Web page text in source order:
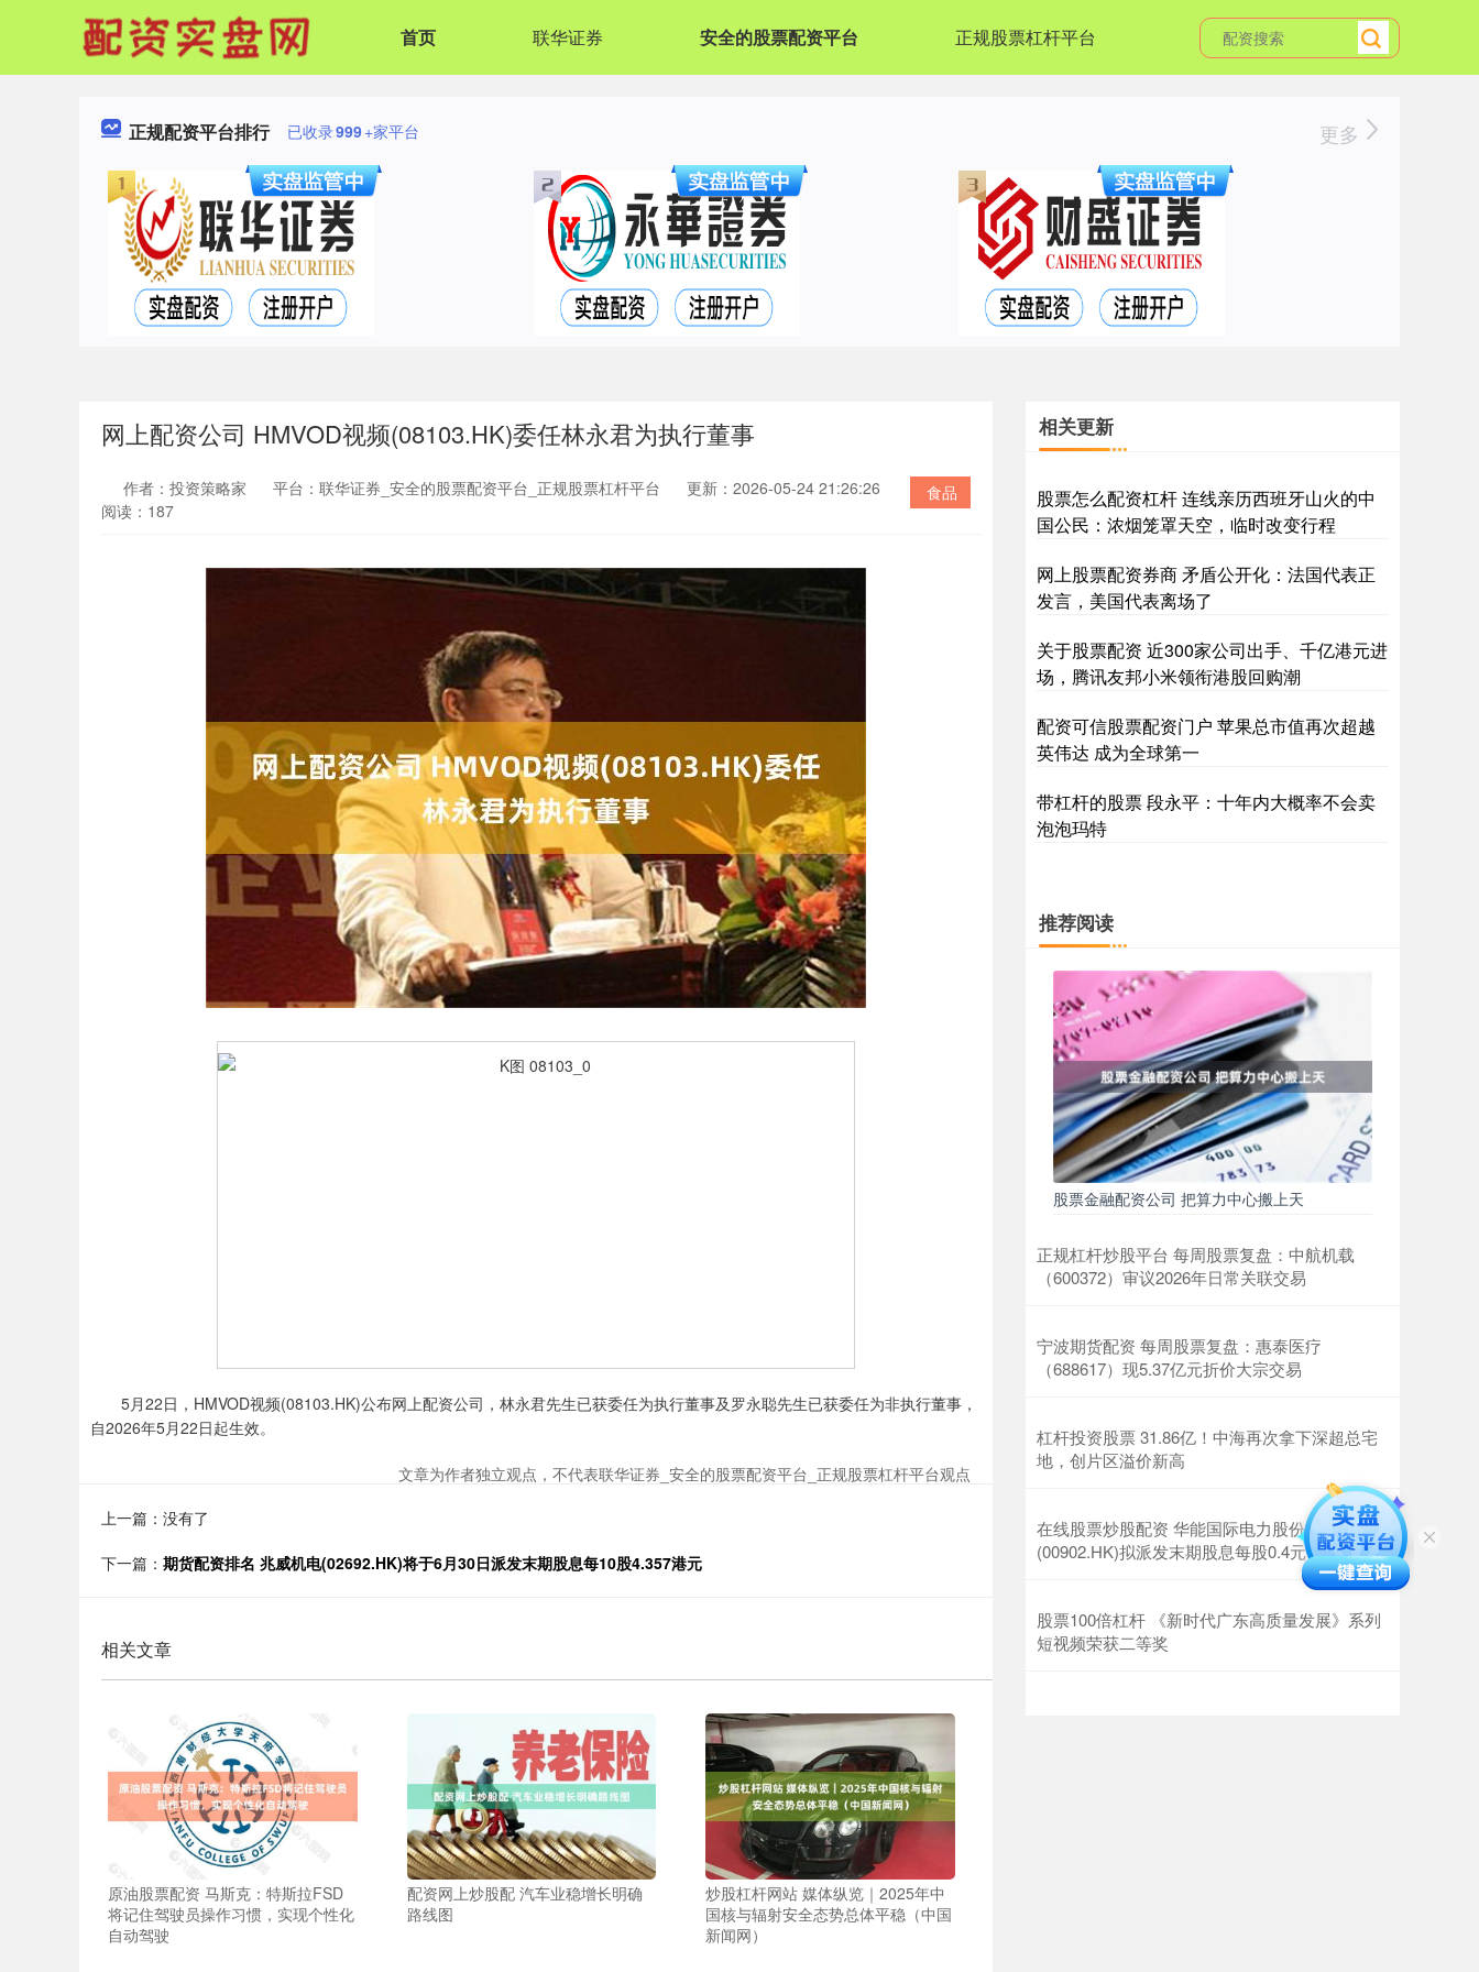
首页 联华证券 安全的股票配资平台 正规股票杠杆平台
正规配资平台排行 已收录999+家平台 更多
网上配资公司 HMVOD视频(08103.HK)委任林永君为执行董事
食品
作者：投资策略家 平台：联华证券_安全的股票配资平台_正规股票杠杆平台
更新：2026-05-24 21:26:26
阅读：187
5月22日，HMVOD视频(08103.HK)公布网上配资公司，林永君先生已获委任为执行董事及罗永聪先生已获委任为非执行董事，
自2026年5月22日起生效。
文章为作者独立观点，不代表联华证券_安全的股票配资平台_正规股票杠杆平台观点
上一篇：没有了
下一篇： 期货配资排名 兆威机电(02692.HK)将于6月30日派发末期股息每10股4.357港元
相关文章
原油股票配资 马斯克：特斯拉FSD
将记住驾驶员操作习惯，实现个性化
自动驾驶
配资网上炒股配 汽车业稳增长明确
路线图
炒股杠杆网站 媒体纵览｜2025年中
国核与辐射安全态势总体平稳（中国
新闻网）
相关更新
股票怎么配资杠杆 连线亲历西班牙山火的中
国公民：浓烟笼罩天空，临时改变行程
网上股票配资券商 矛盾公开化：法国代表正
发言，美国代表离场了
关于股票配资 近300家公司出手、千亿港元进
场，腾讯友邦小米领衔港股回购潮
配资可信股票配资门户 苹果总市值再次超越
英伟达 成为全球第一
带杠杆的股票 段永平：十年内大概率不会卖
泡泡玛特
推荐阅读
股票金融配资公司 把算力中心搬上天
正规杠杆炒股平台 每周股票复盘：中航机载
（600372）审议2026年日常关联交易
宁波期货配资 每周股票复盘：惠泰医疗
（688617）现5.37亿元折价大宗交易
杠杆投资股票 31.86亿！中海再次拿下深超总宅
地，创片区溢价新高
在线股票炒股配资 华能国际电力股份
(00902.HK)拟派发末期股息每股0.4元
股票100倍杠杆 《新时代广东高质量发展》系列
短视频荣获二等奖